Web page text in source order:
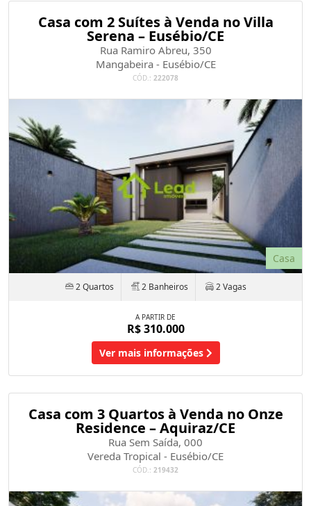
Casa com 2 Suítes à Venda no Villa
Serena – Eusébio/CE
Rua Ramiro Abreu, 350
Mangabeira - Eusébio/CE
CÓD.: 222078
Casa
2 Quartos 2 Banheiros 2 Vagas
A PARTIR DE
R$ 310.000
Ver mais informações
Casa com 3 Quartos à Venda no Onze
Residence – Aquiraz/CE
Rua Sem Saída, 000
Vereda Tropical - Eusébio/CE
CÓD.: 219432